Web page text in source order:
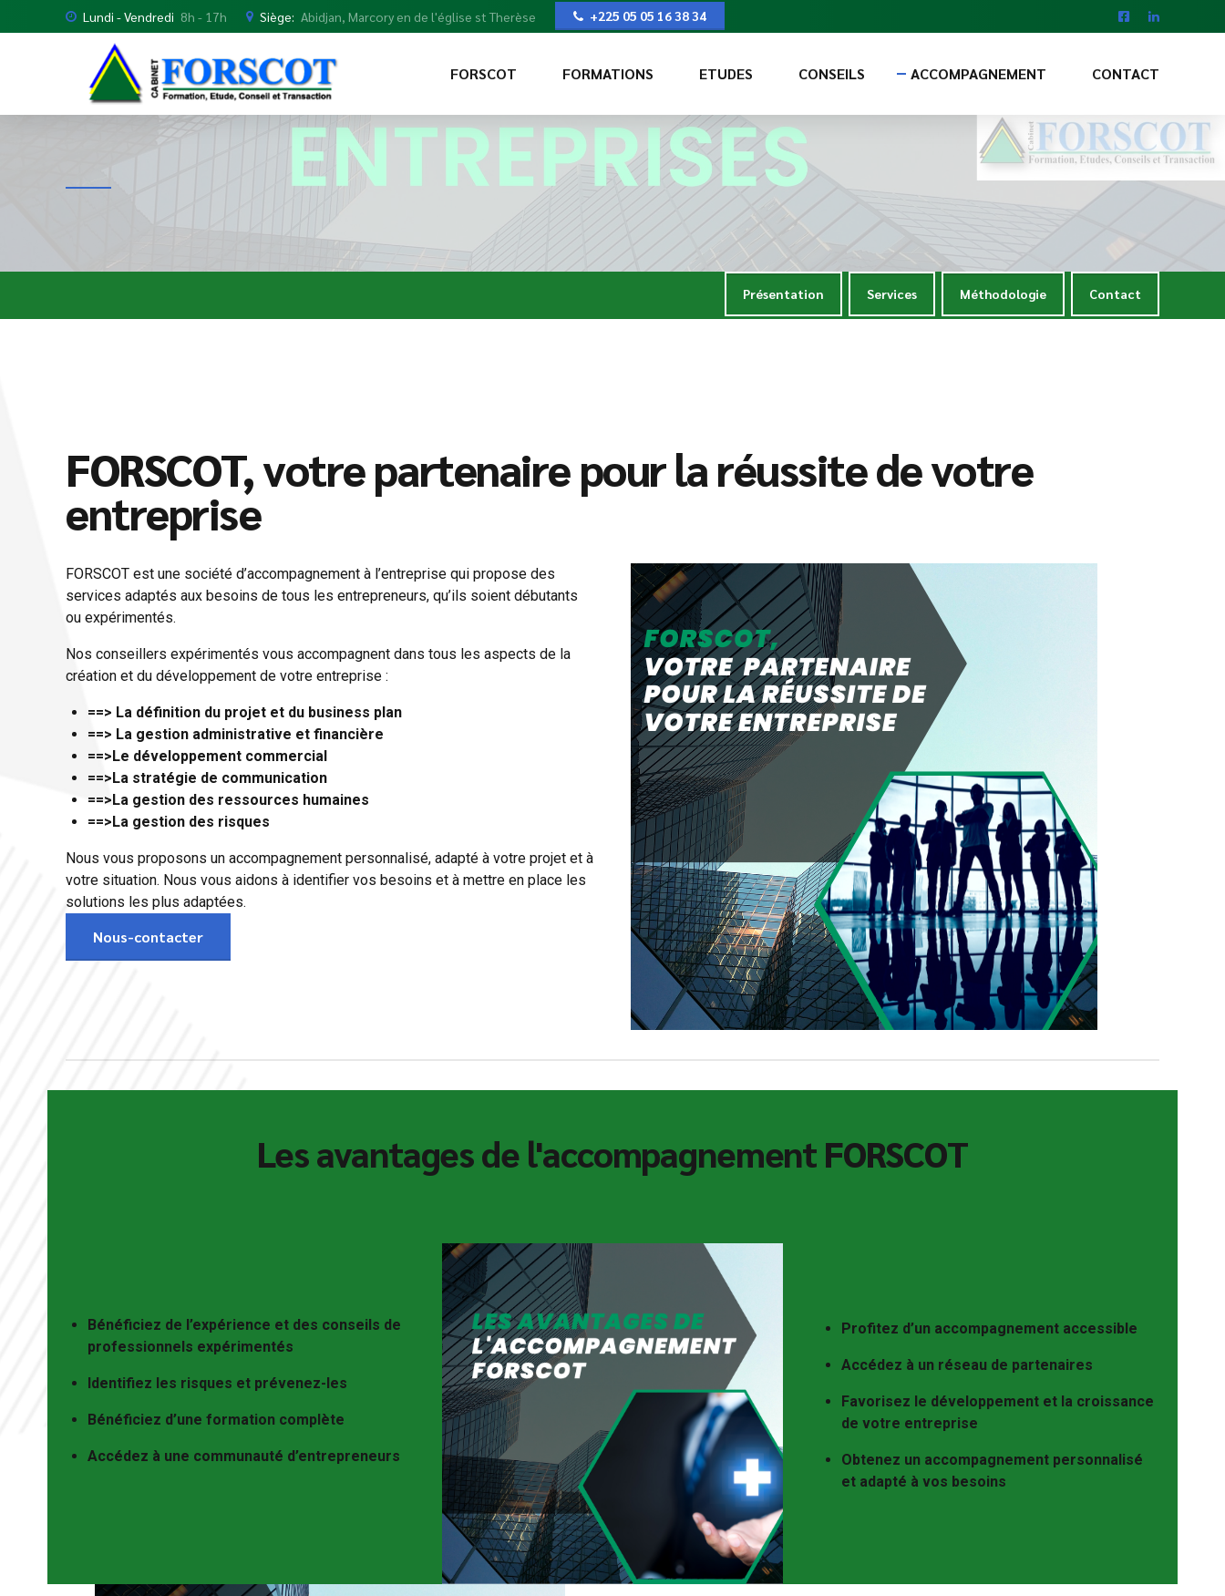
Lundi - Vendredi 8h - 17h Siège: Abidjan, Marcory en de l'église st Therèse +225 05 05 16 38 34
FORSCOT FORMATIONS ETUDES CONSEILS ACCOMPAGNEMENT CONTACT
Contact
Méthodologie
Services
Présentation
FORSCOT, votre partenaire pour la réussite de votre
entreprise
FORSCOT est une société d’accompagnement à l’entreprise qui propose des
services adaptés aux besoins de tous les entrepreneurs, qu’ils soient débutants
ou expérimentés.
Nos conseillers expérimentés vous accompagnent dans tous les aspects de la
création et du développement de votre entreprise :
==> La définition du projet et du business plan
==> La gestion administrative et financière
==>Le développement commercial
==>La stratégie de communication
==>La gestion des ressources humaines
==>La gestion des risques
Nous vous proposons un accompagnement personnalisé, adapté à votre projet et à
votre situation. Nous vous aidons à identifier vos besoins et à mettre en place les
solutions les plus adaptées.
Nous-contacter
Les avantages de l'accompagnement FORSCOT
Bénéficiez de l’expérience et des conseils de
professionnels expérimentés
Identifiez les risques et prévenez-les
Bénéficiez d’une formation complète
Accédez à une communauté d’entrepreneurs
Profitez d’un accompagnement accessible
Accédez à un réseau de partenaires
Favorisez le développement et la croissance
de votre entreprise
Obtenez un accompagnement personnalisé
et adapté à vos besoins